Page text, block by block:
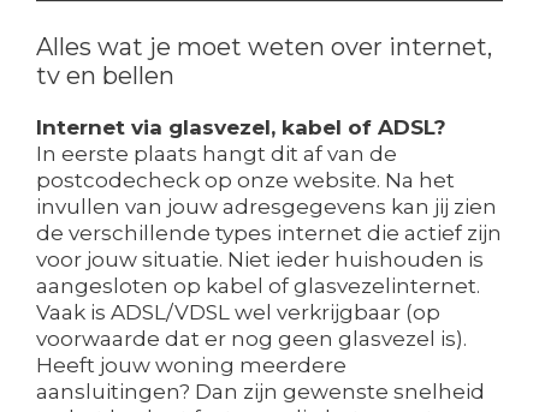
Alles wat je moet weten over internet,
tv en bellen
Internet via glasvezel, kabel of ADSL?
In eerste plaats hangt dit af van de
postcodecheck op onze website. Na het
invullen van jouw adresgegevens kan jij zien
de verschillende types internet die actief zijn
voor jouw situatie. Niet ieder huishouden is
aangesloten op kabel of glasvezelinternet.
Vaak is ADSL/VDSL wel verkrijgbaar (op
voorwaarde dat er nog geen glasvezel is).
Heeft jouw woning meerdere
aansluitingen? Dan zijn gewenste snelheid